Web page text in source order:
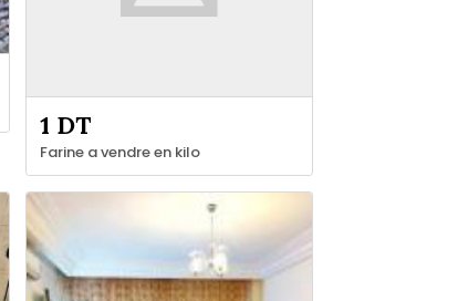
1 DT
Farine a vendre en kilo